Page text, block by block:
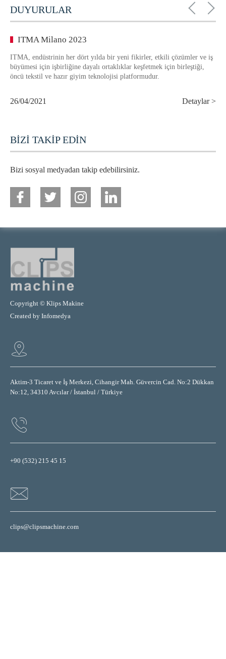
DUYURULAR
ITMA Milano 2023
ITMA, endüstrinin her dört yılda bir yeni fikirler, etkili çözümler ve iş
büyümesi için işbirliğine dayalı ortaklıklar keşfetmek için birleştiği,
öncü tekstil ve hazır giyim teknolojisi platformudur.
26/04/2021 Detaylar >
BİZİ TAKİP EDİN
Bizi sosyal medyadan takip edebilirsiniz.
Copyright © Klips Makine
Created by Infomedya
Aktim-3 Ticaret ve İş Merkezi, Cihangir Mah. Güvercin Cad. No:2 Dükkan
No:12, 34310 Avcılar / İstanbul / Türkiye
+90 (532) 215 45 15
clips@clipsmachine.com